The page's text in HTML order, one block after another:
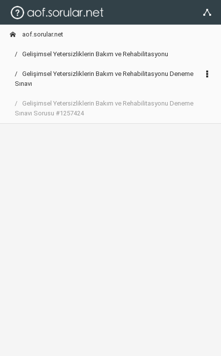
aof.sorular.net
Gelişimsel Yetersizliklerin Bakım ve Rehabilitasyonu
Gelişimsel Yetersizliklerin Bakım ve Rehabilitasyonu Deneme
Sınavı
Gelişimsel Yetersizliklerin Bakım ve Rehabilitasyonu Deneme
Sınavı Sorusu #1257424